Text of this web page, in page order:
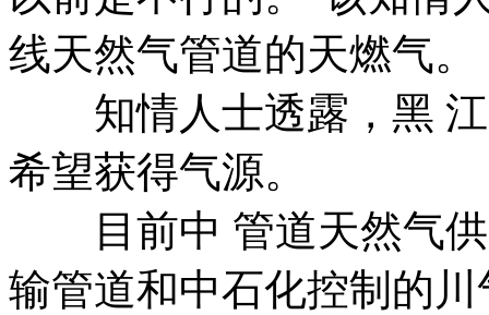
线天然气管道的天燃气。
知情人士透露，黑 江
希望获得气源。
目前中 管道天然气供
输管道和中石化控制的